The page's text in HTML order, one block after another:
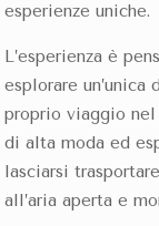
esperienze uniche.
L’esperienza è
esplorare
proprio viaggio nel
di alta moda ed
lasciarsi
all’aria aperta e